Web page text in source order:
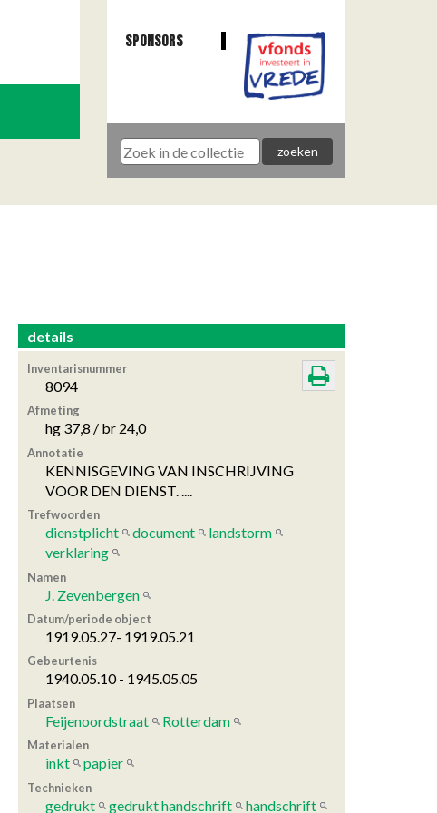
SPONSORS
details
Inventarisnummer
8094
Afmeting
hg 37,8 / br 24,0
Annotatie
KENNISGEVING VAN INSCHRIJVING
VOOR DEN DIENST. ....
Trefwoorden
dienstplicht document
landstorm
verklaring
Namen
J. Zevenbergen
Datum/periode object
1919.05.27- 1919.05.21
Gebeurtenis
1940.05.10 - 1945.05.05
Plaatsen
Feijenoordstraat Rotterdam
Materialen
inkt papier
Technieken
gedrukt gedrukt handschrift handschrift